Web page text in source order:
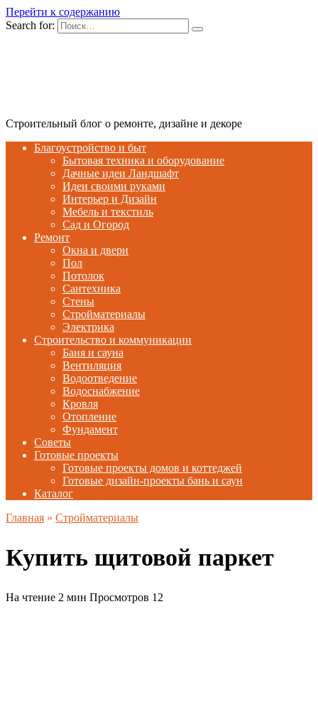
Перейти к содержанию
Search for:
Строительный блог о ремонте, дизайне и декоре
Благоустройство и быт
Бытовая техника и оборудование
Дачные идеи Ландшафт
Идеи своими руками
Интерьер и Дизайн
Мебель и текстиль
Сад и Огород
Ремонт
Окна и двери
Пол
Потолок
Сантехника
Стены
Стройматериалы
Электрика
Строительство и коммуникации
Баня и сауна
Вентиляция
Водоотведение
Водоснабжение
Кровля
Отопление
Фундамент
Советы
Готовые проекты
Готовые проекты домов и коттеджей
Готовые дизайн-проекты бань и саун
Каталог
Главная » Стройматериалы
Купить щитовой паркет
На чтение 2 мин Просмотров 12